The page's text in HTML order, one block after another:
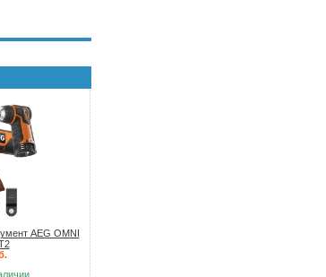
AEG OMNI